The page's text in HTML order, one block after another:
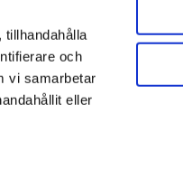
tillhandahålla
och
vi samarbetar
eller